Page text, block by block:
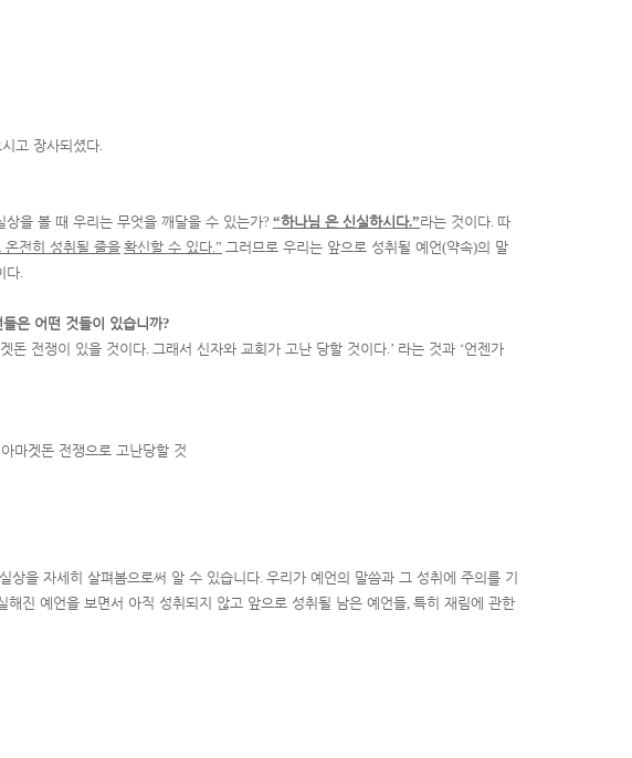
고 장사되셨다.
을 볼 때 우리는 무엇을 깨달을 수 있는가? “하나님 은 신실하시다.”라는 것이다. 따
온전히 성취될 줄을확신할 수 있다.” 그러므로 우리는 앞으로 성취될 예언(약속)의 말
다.
은 어떤 것들이 있습니까?
돈 전쟁이 있을 것이다. 그래서 신자와 교회가 고난 당할 것이다.’ 라는 것과 ‘언젠가
마겟돈 전쟁으로 고난당할 것
상을 자세히 살펴봄으로써 알 수 있습니다. 우리가 예언의 말씀과 그 성취에 주의를 기
해진 예언을 보면서 아직 성취되지 않고 앞으로 성취될 남은 예언들, 특히 재림에 관한